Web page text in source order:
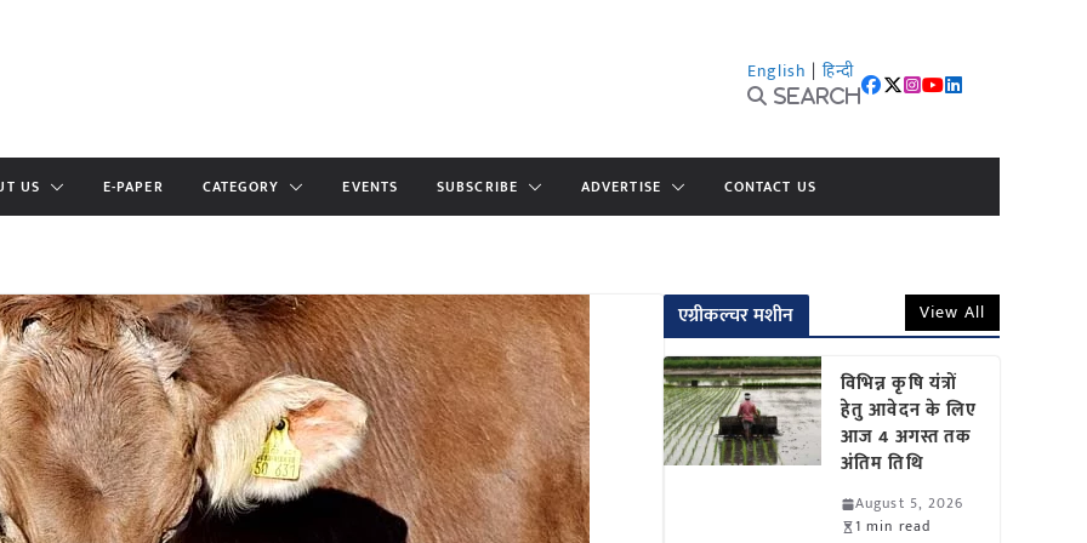
English | हिन्दी
Search
US E-PAPER CATEGORY EVENTS SUBSCRIBE ADVERTISE CONTACT US
एग्रीकल्चर मशीन View All
विभिन्न कृषि यंत्रों
हेतु आवेदन के लिए
आज 4 अगस्त तक
अंतिम तिथि
August 5, 2026
1 min read